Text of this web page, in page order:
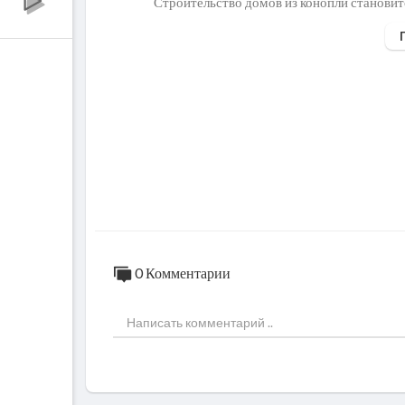
Наш менеджер: hempshopsbiz@gmail.com
Недавно Мишустин разрешил выращивать
льзования этого уникального материала
0 Комментарии